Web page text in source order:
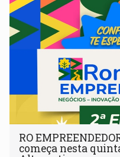
RO
começa nesta